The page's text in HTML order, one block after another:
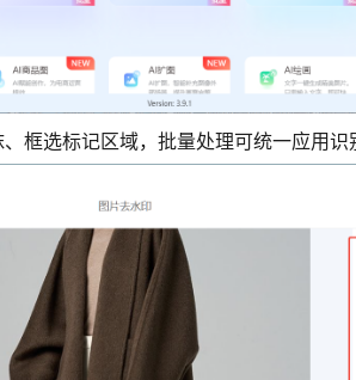
框选标记区域，批量处理可统一应用